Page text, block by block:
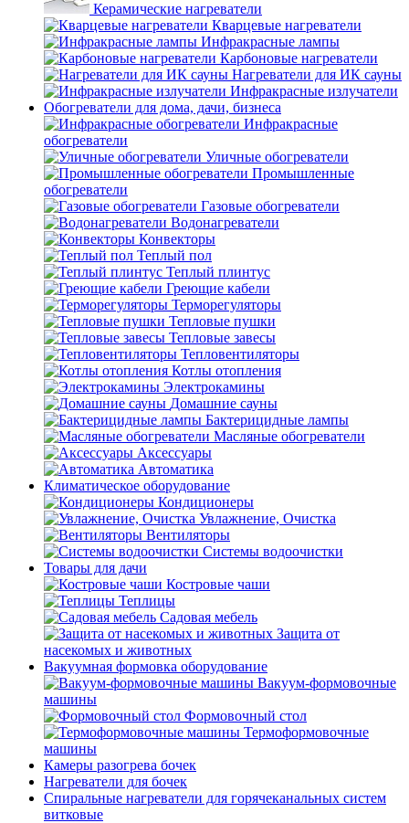
Керамические нагреватели
Кварцевые нагреватели
Инфракрасные лампы
Карбоновые нагреватели
Нагреватели для ИК сауны
Инфракрасные излучатели
Обогреватели для дома, дачи, бизнеса
Инфракрасные
обогреватели
Уличные обогреватели
Промышленные
обогреватели
Газовые обогреватели
Водонагреватели
Конвекторы
Теплый пол
Теплый плинтус
Греющие кабели
Терморегуляторы
Тепловые пушки
Тепловые завесы
Тепловентиляторы
Котлы отопления
Электрокамины
Домашние сауны
Бактерицидные лампы
Масляные обогреватели
Аксессуары
Автоматика
Климатическое оборудование
Кондиционеры
Увлажнение, Очистка
Вентиляторы
Системы водоочистки
Товары для дачи
Костровые чаши
Теплицы
Садовая мебель
Защита от
насекомых и животных
Вакуумная формовка оборудование
Вакуум-формовочные
машины
Формовочный стол
Термоформовочные
машины
Камеры разогрева бочек
Нагреватели для бочек
Спиральные нагреватели для горячеканальных систем
витковые